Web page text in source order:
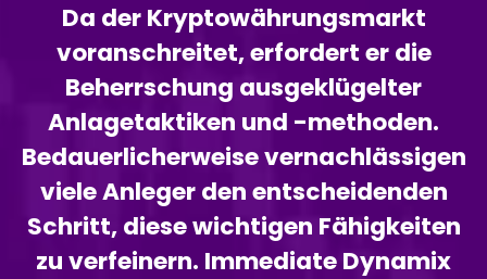
Da der Kryptowährungsmarkt
voranschreitet, erfordert er die
Beherrschung ausgeklügelter
Anlagetaktiken und -methoden.
Bedauerlicherweise vernachlässigen
viele Anleger den entscheidenden
Schritt, diese wichtigen Fähigkeiten
zu verfeinern. Immediate Dynamix